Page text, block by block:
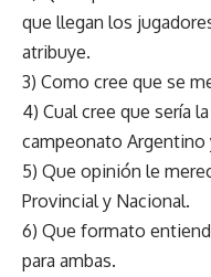
que llegan los
atribuye.
3) Como cree que se
4) Cual cree que sería
campeonato Argentino
5) Que opinión le
Provincial y Nacional.
6) Que formato
para ambas.